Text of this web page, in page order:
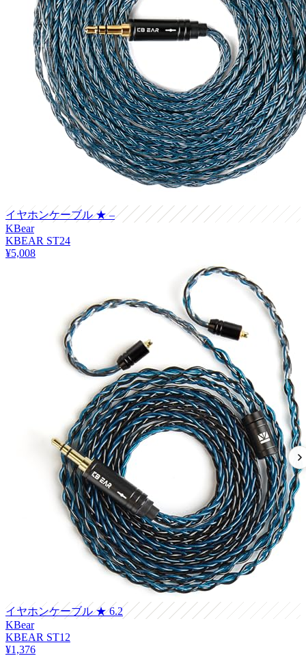
イヤホンケーブル ★ –
KBear
KBEAR ST24
¥5,008
イヤホンケーブル ★ 6.2
KBear
KBEAR ST12
¥1,376